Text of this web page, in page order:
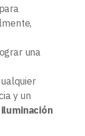
una
y un
iluminación